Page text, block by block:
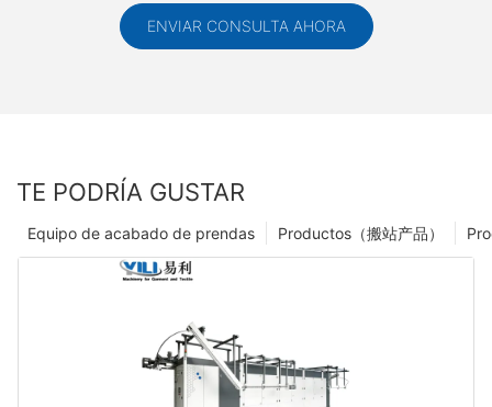
ENVIAR CONSULTA AHORA
TE PODRÍA GUSTAR
Productos（搬站产品）
Equipo de acabado de prendas